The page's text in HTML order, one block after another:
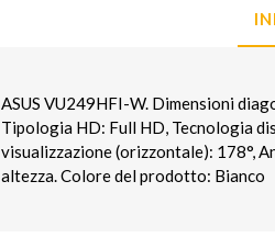
ASUS VU249HFI-W. Dimensioni
Tipologia HD: Full HD, Tecnologia
visualizzazione (orizzontale): 178°,
altezza. Colore del prodotto: Bianco